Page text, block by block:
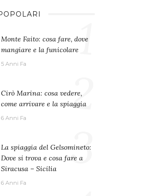
Monte Faito: cosa fare, dove
mangiare e la funicolare
5 Anni Fa 1
Cirò Marina: cosa vedere,
come arrivare e la spiaggia
6 Anni Fa 2
La spiaggia del Gelsomineto:
Dove si trova e cosa fare a
Siracusa – Sicilia
6 Anni Fa
3